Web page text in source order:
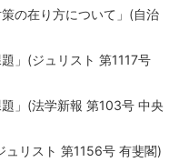
の在り方について」(自治
」(ジュリスト 第1117号
」(法学新報 第103号 中央
ュリスト 第1156号 有斐閣)